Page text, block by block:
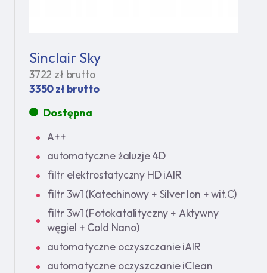
Sinclair Sky
3722 zł brutto
3350 zł brutto
Dostępna
A++
automatyczne żaluzje 4D
filtr elektrostatyczny HD iAIR
filtr 3w1 (Katechinowy + Silver Ion + wit.C)
filtr 3w1 (Fotokatalityczny + Aktywny
węgiel + Cold Nano)
automatyczne oczyszczanie iAIR
automatyczne oczyszczanie iClean